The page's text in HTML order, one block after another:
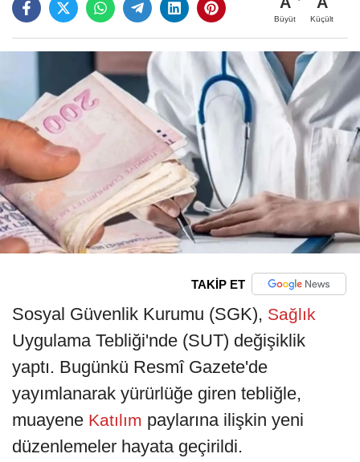
Büyüt Küçült
TAKİP ET
Sosyal Güvenlik Kurumu (SGK), Sağlık
Uygulama Tebliği'nde (SUT) değişiklik
yaptı. Bugünkü Resmî Gazete'de
yayımlanarak yürürlüğe giren tebliğle,
muayene Katılım paylarına ilişkin yeni
düzenlemeler hayata geçirildi.